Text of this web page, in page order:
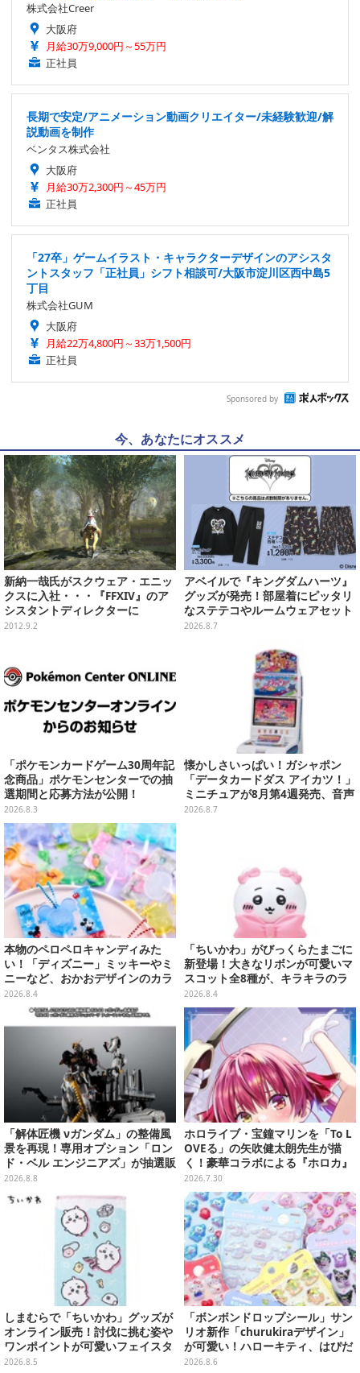
株式会社Creer
大阪府
月給30万9,000円～55万円
正社員
長期で安定/アニメーション動画クリエイター/未経験歓迎/解
説動画を制作
ベンタス株式会社
大阪府
月給30万2,300円～45万円
正社員
「27卒」ゲームイラスト・キャラクターデザインのアシスタ
ントスタッフ「正社員」シフト相談可/大阪市淀川区西中島5
丁目
株式会社GUM
大阪府
月給22万4,800円～33万1,500円
正社員
Sponsored by
今、あなたにオススメ
新納一哉氏がスクウェア・エニッ
クスに入社・・・『FFXIV』のア
シスタントディレクターに
2012.9.2
アベイルで『キングダムハーツ』
グッズが発売！部屋着にピッタリ
なステテコやルームウェアセット
2026.8.7
「ポケモンカードゲーム30周年記
念商品」ポケモンセンターでの抽
選期間と応募方法が公開！
2026.8.3
懐かしさいっぱい！ガシャポン
「データカードダス アイカツ！」
ミニチュアが8月第4週発売、音声
が流れる特別仕様も当たる
2026.8.7
本物のペロペロキャンディみた
い！「ディズニー」ミッキーやミ
ニーなど、おかおデザインのカラ
フルチャーム全10種が8月31日発
2026.8.4
「ちいかわ」がびっくらたまごに
新登場！大きなリボンが可愛いマ
スコット全8種が、キラキラのラ
メ入り入浴剤から飛び出す
2026.8.4
「解体匠機 νガンダム」の整備風
景を再現！専用オプション「ロン
ド・ベル エンジニアズ」が抽選販
売
2026.8.8
ホロライブ・宝鐘マリンを「To L
OVEる」の矢吹健太朗先生が描
く！豪華コラボによる『ホロカ』
限定カードがお披露目
2026.7.30
しまむらで「ちいかわ」グッズが
オンライン販売！討伐に挑む姿や
ワンポイントが可愛いフェイスタ
オル、バスマットなど全14種
2026.8.5
「ボンボンドロップシール」サン
リオ新作「churukiraデザイン」
が可愛い！ハローキティ、はぴだ
んぶいなど全8種類が順次展開
2026.8.6